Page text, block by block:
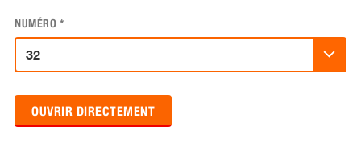
NUMÉRO *
OUVRIR DIRECTEMENT